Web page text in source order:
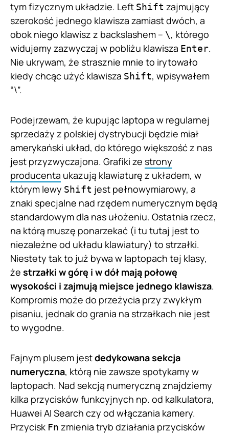
tym fizycznym układzie. Left Shift zajmujący
szerokość jednego klawisza zamiast dwóch, a
obok niego klawisz z backslashem – \, którego
widujemy zazwyczaj w pobliżu klawisza Enter.
Nie ukrywam, że strasznie mnie to irytowało
kiedy chcąc użyć klawisza Shift, wpisywałem
“\”.
Podejrzewam, że kupując laptopa w regularnej
sprzedaży z polskiej dystrybucji będzie miał
amerykański układ, do którego większość z nas
jest przyzwyczajona. Grafiki ze strony
producenta ukazują klawiaturę z układem, w
którym lewy Shift jest pełnowymiarowy, a
znaki specjalne nad rzędem numerycznym będą
standardowym dla nas ułożeniu. Ostatnia rzecz,
na którą muszę ponarzekać (i tu tutaj jest to
niezależne od układu klawiatury) to strzałki.
Niestety tak to już bywa w laptopach tej klasy,
że strzałki w górę i w dół mają połowę
wysokości i zajmują miejsce jednego klawisza.
Kompromis może do przeżycia przy zwykłym
pisaniu, jednak do grania na strzałkach nie jest
to wygodne.
Fajnym plusem jestdedykowana sekcja
numeryczna, którą nie zawsze spotykamy w
laptopach. Nad sekcją numeryczną znajdziemy
kilka przycisków funkcyjnych np. od kalkulatora,
Huawei AI Search czy od włączania kamery.
Przycisk Fn zmienia tryb działania przycisków